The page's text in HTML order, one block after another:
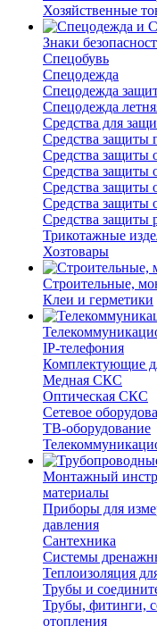
Хозяйственные
Знаки
Спецобувь
Спецодежда
Спецодежда
Спецодежда
Средства для
Средства защиты
Средства защиты
Средства защиты
Средства защиты
Средства защиты
Средства защиты
Трикотажные
Хозтовары
Строительные,
Клеи и герметики
IP-телефония
Комплектующие
Медная СКС
Оптическая СКС
Сетевое
ТВ-оборудование
Монтажный
материалы
Приборы для
давления
Сантехника
Системы
Теплоизоляция
Трубы и
Трубы, фитинги,
отопления